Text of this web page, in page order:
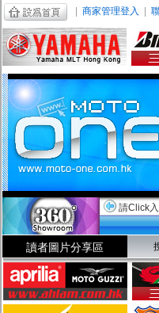
商家管理登入
請Click
讀者圖片分享區